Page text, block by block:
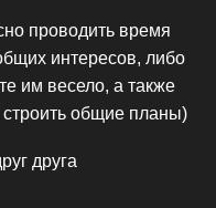
проводить время
интересов, либо
им весело, а также
строить общие планы)
друга